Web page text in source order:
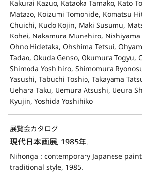
Kakurai Kazuo, Kataoka Tamako, Kato
Matazo, Koizumi Tomohide, Komatsu
Chuichi, Kudo Kojin, Maki Susumu,
Kohei, Nakamura Munehiro, Nishiyama
Ohno Hidetaka, Ohshima Tetsui,
Tadao, Okuda Genso, Okumura Togyu,
Shimoda Yoshihiro, Shimomura
Yasushi, Tabuchi Toshio, Takayama
Uehara Taku, Uemura Atsushi, Ueura
Kyujin, Yoshida Yoshihiko
展覧会カタログ
現代日本画展, 1985年.
Nihonga : contemporary Japanese
traditional style, 1985.